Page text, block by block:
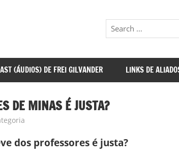
(ÁUDIOS) DE FREI GILVANDER LINKS DE
DE MINAS É JUSTA?
dos professores é justa?